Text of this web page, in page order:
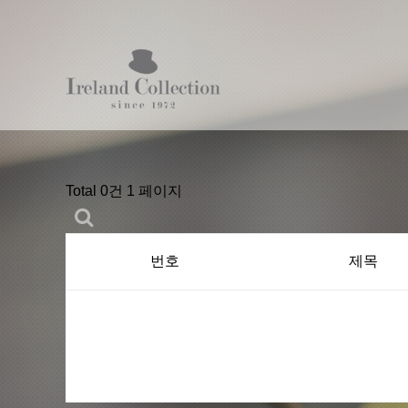
Total 0건 1 페이지
번호 제목